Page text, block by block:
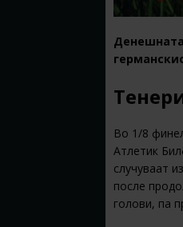
Во 1/8
Атлетик
случуваат
после
голови, па